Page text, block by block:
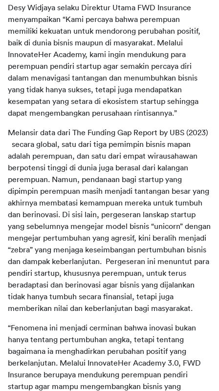
Desy Widjaya selaku Direktur Utama FWD Insurance
menyampaikan “Kami percaya bahwa perempuan
memiliki kekuatan untuk mendorong perubahan positif,
baik di dunia bisnis maupun di masyarakat. Melalui
InnovateHer Academy, kami ingin mendukung para
perempuan pendiri startup agar semakin percaya diri
dalam menavigasi tantangan dan menumbuhkan bisnis
yang tidak hanya sukses, tetapi juga mendapatkan
kesempatan yang setara di ekosistem startup sehingga
Melansir data dari The Funding Gap Report by UBS (2023)
secara global, satu dari tiga pemimpin bisnis mapan
adalah perempuan, dan satu dari empat wirausahawan
berpotensi tinggi di dunia juga berasal dari kalangan
perempuan. Namun, pendanaan bagi startup yang
dipimpin perempuan masih menjadi tantangan besar yang
akhirnya membatasi kemampuan mereka untuk tumbuh
dan berinovasi. Di sisi lain, pergeseran lanskap startup
yang sebelumnya mengejar model bisnis “unicorn” dengan
mengejar pertumbuhan yang agresif, kini beralih menjadi
“zebra” yang menjaga keseimbangan pertumbuhan bisnis
dan dampak keberlanjutan.  Pergeseran ini menuntut para
pendiri startup, khususnya perempuan, untuk terus
beradaptasi dan berinovasi agar bisnis yang dijalankan
tidak hanya tumbuh secara finansial, tetapi juga
“Fenomena ini menjadi cerminan bahwa inovasi bukan
hanya tentang pertumbuhan angka, tetapi tentang
bagaimana ia menghadirkan perubahan positif yang
berkelanjutan. Melalui InnovateHer Academy 3.0, FWD
Insurance berupaya mendukung perempuan pendiri
startup agar mampu mengembangkan bisnis yang